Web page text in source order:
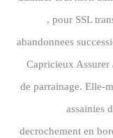
, pour SSL
abandonnees
Capricieux Assurer
de parrainage. Elle-
assainies
decrochement en